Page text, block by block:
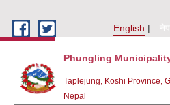
English
Phungling
Taplejung, Koshi Province,
Nepal